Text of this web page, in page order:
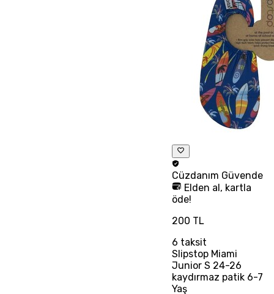
Cüzdanım Güvende
Elden al, kartla
öde!
200 TL
6 taksit
Slipstop Miami
Junior S 24-26
kaydırmaz patik 6-7
Yaş